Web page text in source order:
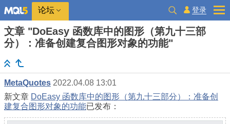
论坛 登录
文章 "DoEasy 函数库中的图形（第九十三部
分）：准备创建复合图形对象的功能"
MetaQuotes 2022.04.08 13:01
新文章 DoEasy 函数库中的图形（第九十三部分）：准备创
建复合图形对象的功能已发布：